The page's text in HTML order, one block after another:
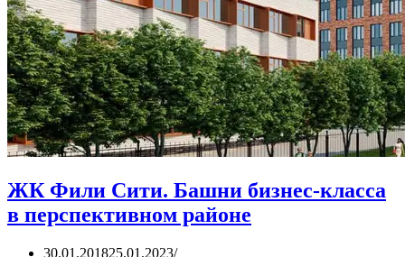
ЖК Фили Сити. Башни бизнес-класса
в перспективном районе
30.01.201825.01.2023